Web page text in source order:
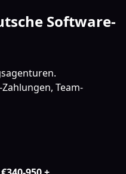
Software-
Team-